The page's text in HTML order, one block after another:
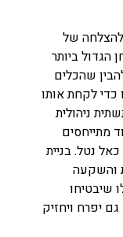
להצלחה של
הגדול ביותר
שהכלים
כדי לקחת אותו
ניהולית
מתייחסים
נטל. בניית
והשקעה
שיבטיחו
יפרח ויחזיק